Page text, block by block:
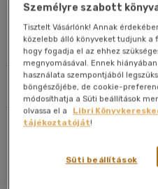
Művei
Szűrés
Eladott darabszám
Cím szerint A-Z
Szerző szerint A-Z
Megjelenítés
20 db / oldal
Személyre szabott
Tisztelt Vásárlónk! Annak
közelebb álló könyveket tudjunk a
hogy fogadja el az ehhez
megnyomásával. Ennek
használata szempontjából
böngészőjébe, de cookie-
módosíthatja a Süti beállítások
olvassa el a
Libri
tájékoztatóját!
Süti beállítások